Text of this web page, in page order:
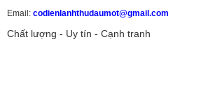
Email: codienlanhthudaumot@gmail.com
Chất lượng - Uy tín - Cạnh tranh